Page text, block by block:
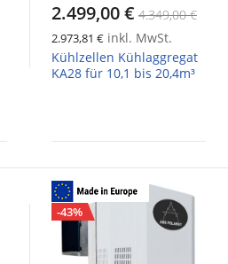
2.499,00 € 4.349,00 €
2.973,81 € inkl. MwSt.
Kühlzellen Kühlaggregat
KA28 für 10,1 bis 20,4m³
-43%